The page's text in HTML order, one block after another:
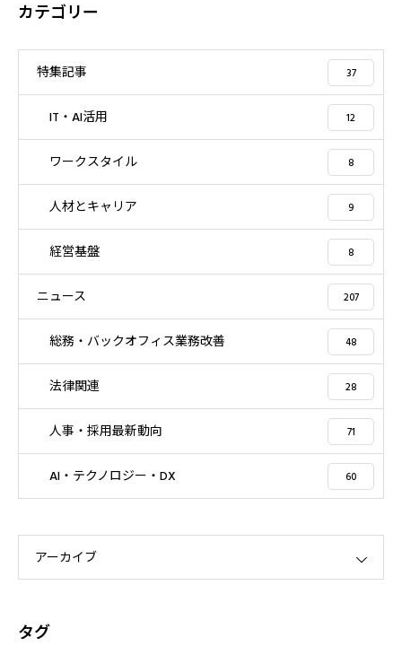
カテゴリー
特集記事 37
IT・AI活用 12
ワークスタイル 8
人材とキャリア 9
経営基盤 8
ニュース 207
総務・バックオフィス業務改善 48
法律関連 28
人事・採用最新動向 71
AI・テクノロジー・DX 60
アーカイブ
タグ